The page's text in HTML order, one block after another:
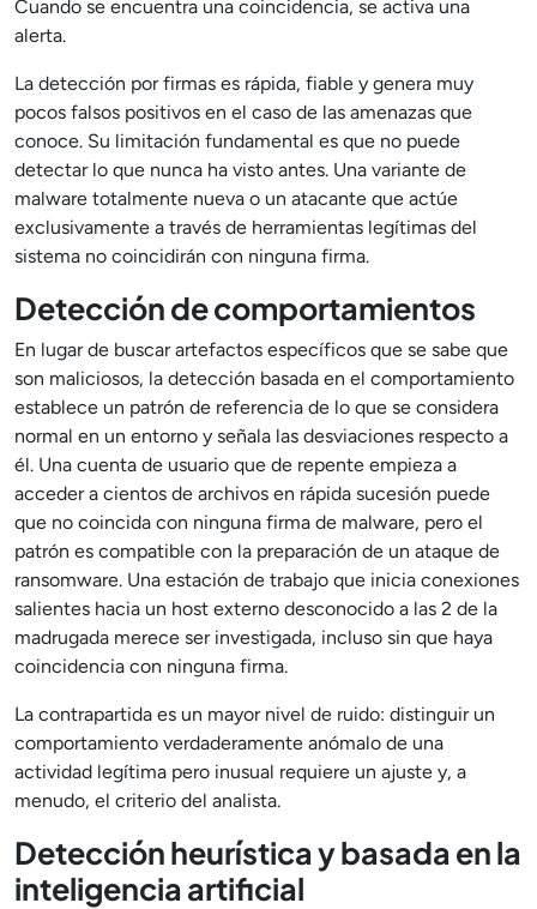
Cuando se encuentra una coincidencia, se activa una
alerta.
La detección por firmas es rápida, fiable y genera muy
pocos falsos positivos en el caso de las amenazas que
conoce. Su limitación fundamental es que no puede
detectar lo que nunca ha visto antes. Una variante de
malware totalmente nueva o un atacante que actúe
exclusivamente a través de herramientas legítimas del
sistema no coincidirán con ninguna firma.
Detección de comportamientos
En lugar de buscar artefactos específicos que se sabe que
son maliciosos, la detección basada en el comportamiento
establece un patrón de referencia de lo que se considera
normal en un entorno y señala las desviaciones respecto a
él. Una cuenta de usuario que de repente empieza a
acceder a cientos de archivos en rápida sucesión puede
que no coincida con ninguna firma de malware, pero el
patrón es compatible con la preparación de un ataque de
ransomware. Una estación de trabajo que inicia conexiones
salientes hacia un host externo desconocido a las 2 de la
madrugada merece ser investigada, incluso sin que haya
coincidencia con ninguna firma.
La contrapartida es un mayor nivel de ruido: distinguir un
comportamiento verdaderamente anómalo de una
actividad legítima pero inusual requiere un ajuste y, a
menudo, el criterio del analista.
Detección heurística y basada en la
inteligencia artificial